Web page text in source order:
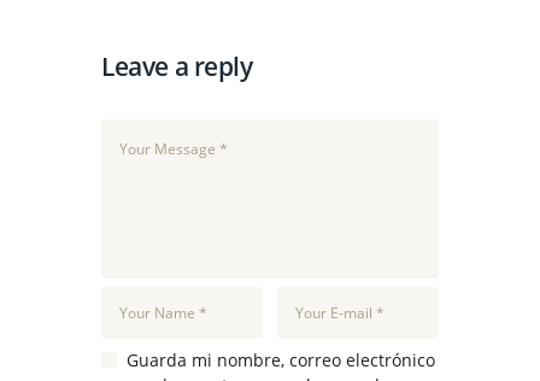
Leave a reply
Guarda mi nombre, correo electrónico